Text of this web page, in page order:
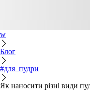
w
Блог
#для_пудри
Як наносити різні види